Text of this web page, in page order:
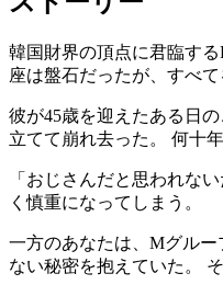
韓国財界の頂点に君臨す
座は盤石だったが、すべ
彼が45歳を迎えたある日
立てて崩れ去った。 何十
「おじさんだと思われな
く慎重になってしまう。
一方のあなたは、Mグル
ない秘密を抱えていた。